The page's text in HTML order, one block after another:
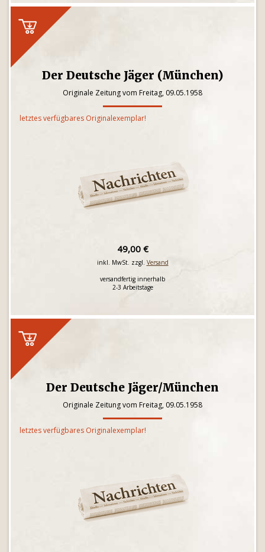
Der Deutsche Jäger (München)
Originale Zeitung vom Freitag, 09.05.1958
letztes verfügbares Originalexemplar!
49,00 €
inkl. MwSt. zzgl. Versand
versandfertig innerhalb
2-3 Arbeitstage
Der Deutsche Jäger/München
Originale Zeitung vom Freitag, 09.05.1958
letztes verfügbares Originalexemplar!